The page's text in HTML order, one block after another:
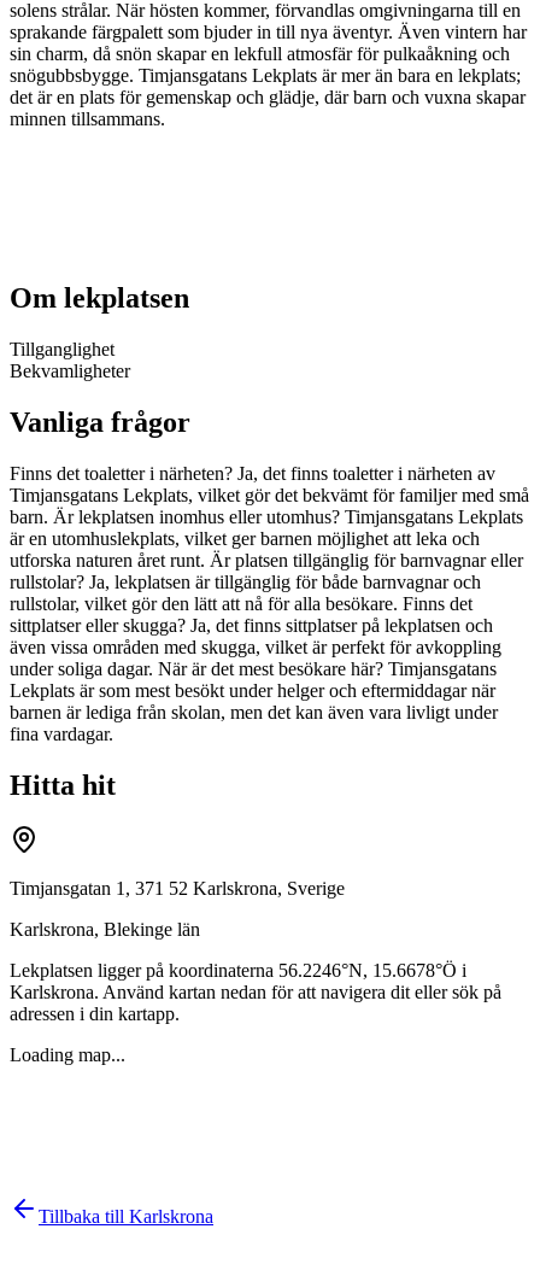
solens strålar. När hösten kommer, förvandlas omgivningarna till en
sprakande färgpalett som bjuder in till nya äventyr. Även vintern har
sin charm, då snön skapar en lekfull atmosfär för pulkaåkning och
snögubbsbygge. Timjansgatans Lekplats är mer än bara en lekplats;
det är en plats för gemenskap och glädje, där barn och vuxna skapar
minnen tillsammans.
Om lekplatsen
Tillganglighet
Bekvamligheter
Vanliga frågor
Finns det toaletter i närheten? Ja, det finns toaletter i närheten av
Timjansgatans Lekplats, vilket gör det bekvämt för familjer med små
barn. Är lekplatsen inomhus eller utomhus? Timjansgatans Lekplats
är en utomhuslekplats, vilket ger barnen möjlighet att leka och
utforska naturen året runt. Är platsen tillgänglig för barnvagnar eller
rullstolar? Ja, lekplatsen är tillgänglig för både barnvagnar och
rullstolar, vilket gör den lätt att nå för alla besökare. Finns det
sittplatser eller skugga? Ja, det finns sittplatser på lekplatsen och
även vissa områden med skugga, vilket är perfekt för avkoppling
under soliga dagar. När är det mest besökare här? Timjansgatans
Lekplats är som mest besökt under helger och eftermiddagar när
barnen är lediga från skolan, men det kan även vara livligt under
fina vardagar.
Hitta hit
Timjansgatan 1, 371 52 Karlskrona, Sverige
Karlskrona, Blekinge län
Lekplatsen ligger på koordinaterna 56.2246°N, 15.6678°Ö i
Karlskrona. Använd kartan nedan för att navigera dit eller sök på
adressen i din kartapp.
Loading map...
Tillbaka till Karlskrona